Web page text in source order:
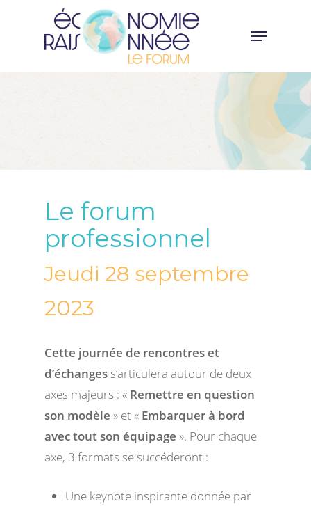
Menu
Le forum
professionnel
Jeudi 28 septembre
2023
Cette journée de rencontres et
d’échanges s’articulera autour de deux
axes majeurs : « Remettre en question
son modèle » et « Embarquer à bord
avec tout son équipage ». Pour chaque
axe, 3 formats se succéderont :
Une keynote inspirante donnée par